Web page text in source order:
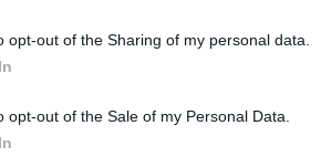
opt-out of the Sharing of my personal data.
opt-out of the Sale of my Personal Data.